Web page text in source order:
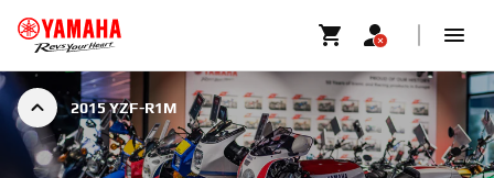
2015 YZF-R1M